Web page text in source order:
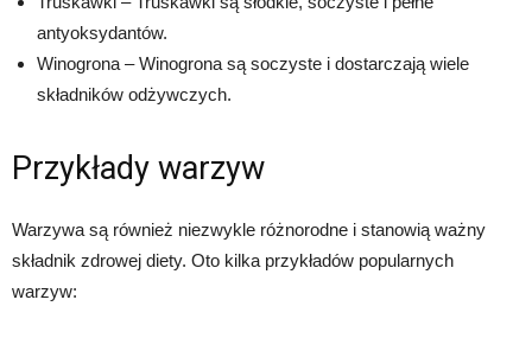
antyoksydantów.
Winogrona – Winogrona są soczyste i dostarczają wiele
składników odżywczych.
Przykłady warzyw
Warzywa są również niezwykle różnorodne i stanowią ważny
składnik zdrowej diety. Oto kilka przykładów popularnych
warzyw: